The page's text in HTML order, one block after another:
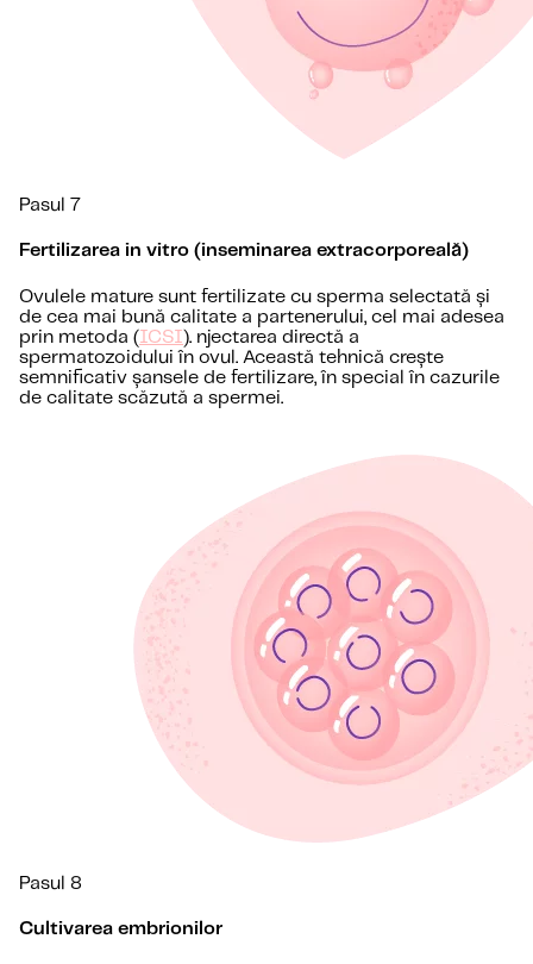
Pasul 7
Fertilizarea in vitro (inseminarea extracorporeală)
Ovulele mature sunt fertilizate cu sperma selectată și
de cea mai bună calitate a partenerului, cel mai adesea
prin metoda ( ICSI ). njectarea directă a
spermatozoidului în ovul. Această tehnică crește
semnificativ șansele de fertilizare, în special în cazurile
de calitate scăzută a spermei.
Pasul 8
Cultivarea embrionilor